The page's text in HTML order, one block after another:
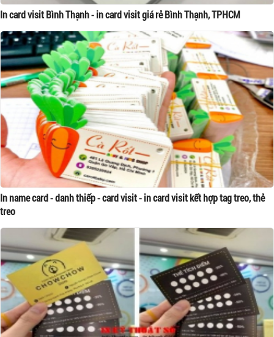
In card visit Bình Thạnh - in card visit giá rẻ Bình Thạnh, TPHCM
In name card - danh thiếp - card visit - in card visit kết hợp tag treo, thẻ
treo